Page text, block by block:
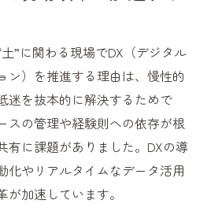
役立つ土DXの最新事例紹介
農業の生産性向上
が生産性を高める理由
が現場効率化に導く仕組み
土DX導入のベストプラクテ
で農業現場はどう変わるか
”に関わる現場でDX（デジタル
ン）を推進する理由は、慢性的
迷を抜本的に解決するためで
スの管理や経験則への依存が根
有に課題がありました。DXの導
化やリアルタイムなデータ活用
加速しています。